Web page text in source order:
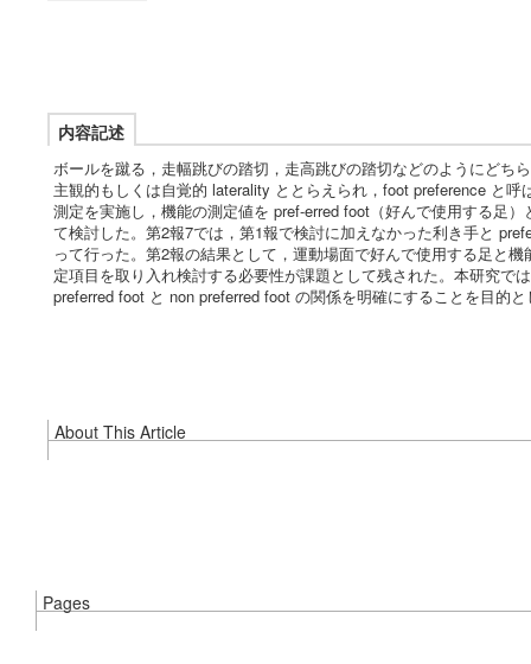
内容記述
ボールを蹴る，走幅跳びの踏切，走高跳びの踏切などのようにどち
主観的もしくは自覚的 laterality ととらえられ，foot preference と
測定を実施し，機能の測定値を pref-erred foot（好んで使用する足
て検討した。第2報7では，第1報で検討に加えなかった利き手と
って行った。第2報の結果として，運動場面で好んで使用する足と
定項目を取り入れ検討する必要性が課題として残された。本研究
preferred foot と non preferred foot の関係を明確にすることを目的と
About This Article
Pages